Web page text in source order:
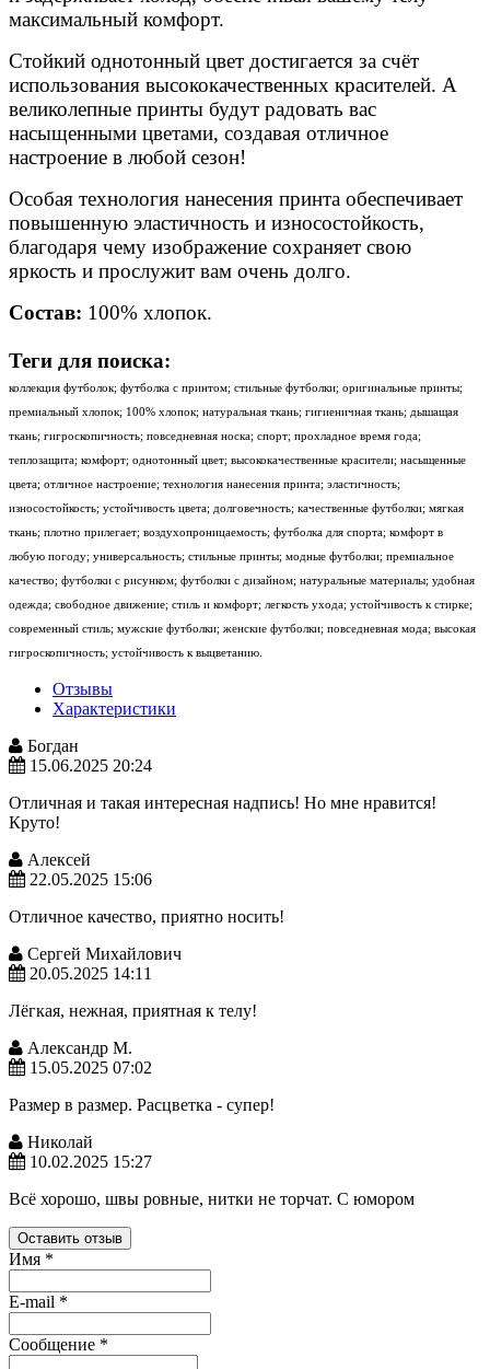
максимальный комфорт.
Стойкий однотонный цвет достигается за счёт
использования высококачественных красителей. А
великолепные принты будут радовать вас
насыщенными цветами, создавая отличное
настроение в любой сезон!
Особая технология нанесения принта обеспечивает
повышенную эластичность и износостойкость,
благодаря чему изображение сохраняет свою
яркость и прослужит вам очень долго.
Состав: 100% хлопок.
Теги для поиска:
коллекция футболок; футболка с принтом; стильные футболки; оригинальные принты;
премиальный хлопок; 100% хлопок; натуральная ткань; гигиеничная ткань; дышащая
ткань; гигроскопичность; повседневная носка; спорт; прохладное время года;
теплозащита; комфорт; однотонный цвет; высококачественные красители; насыщенные
цвета; отличное настроение; технология нанесения принта; эластичность;
износостойкость; устойчивость цвета; долговечность; качественные футболки; мягкая
ткань; плотно прилегает; воздухопроницаемость; футболка для спорта; комфорт в
любую погоду; универсальность; стильные принты; модные футболки; премиальное
качество; футболки с рисунком; футболки с дизайном; натуральные материалы; удобная
одежда; свободное движение; стиль и комфорт; легкость ухода; устойчивость к стирке;
современный стиль; мужские футболки; женские футболки; повседневная мода; высокая
гигроскопичность; устойчивость к выцветанию.
Отзывы
Характеристики
Богдан
15.06.2025 20:24
Отличная и такая интересная надпись! Но мне нравится!
Круто!
Алексей
22.05.2025 15:06
Отличное качество, приятно носить!
Сергей Михайлович
20.05.2025 14:11
Лёгкая, нежная, приятная к телу!
Александр М.
15.05.2025 07:02
Размер в размер. Расцветка - супер!
Николай
10.02.2025 15:27
Всё хорошо, швы ровные, нитки не торчат. С юмором
Оставить отзыв
Имя *
E-mail *
Сообщение *